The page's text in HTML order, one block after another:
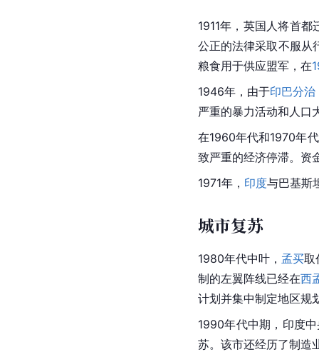
1911年，英国人将首都
公正的法律采取不服从
粮食用于供应盟军，在
1946年，由于印巴分治
严重的暴力活动和人口
在1960年代和1970年
致严重的经济停滞。资
1971年， 印度与巴基斯
城市复苏
1980年代中叶， 孟买取
制的左翼阵线已经在西
计划并集中制定地区规
1990年代中期，印度
苏。该市还经历了制造